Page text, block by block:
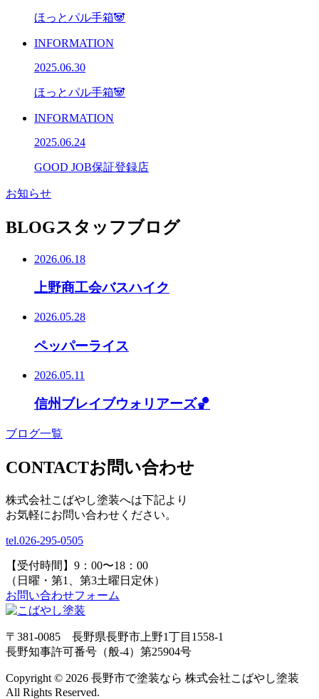
ほっとパル手箱🐼
INFORMATION
2025.06.30
ほっとパル手箱🐼
INFORMATION
2025.06.24
GOOD JOB保証登録店
お知らせ
BLOGスタッフブログ
2026.06.18
上野商工会バスハイク
2026.05.28
ペッパーライス
2026.05.11
信州ブレイブウォリアーズ🏀
ブログ一覧
CONTACTお問い合わせ
株式会社こばやし塗装へは下記より
お気軽にお問い合わせください。
tel.026-295-0505
【受付時間】9：00〜18：00
（日曜・第1、第3土曜日定休）
お問い合わせフォーム
〒381-0085 長野県長野市上野1丁目1558-1
長野知事許可番号（般-4）第25904号
Copyright © 2026 長野市で塗装なら 株式会社こばやし塗装
All Rights Reserved.